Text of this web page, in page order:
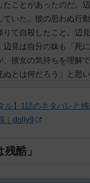
たことがあったのだ。
ていた。彼の思わぬ行
りて自殺したこと。辺
辺見は自分の妹も「死
、彼女の気持ちを理解
とは何だろう」と思い
ル】1話のネタバレと
｜dolly9
酷」